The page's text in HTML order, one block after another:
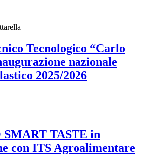
Tecnologico “Carlo
nazionale
2025/2026
TASTE in
con ITS Agroalimentare